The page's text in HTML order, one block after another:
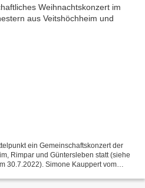
ein Gemeinschaftskonzert der
Rimpar und Güntersleben statt (siehe
30.7.2022). Simone Kauppert vom